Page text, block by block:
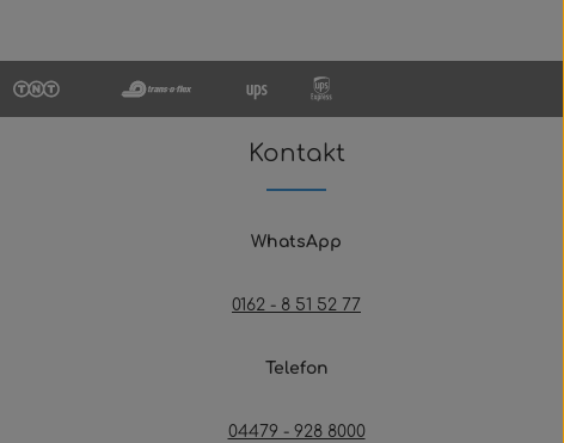
Kontakt
WhatsApp
0162 - 8 51 52 77
Telefon
04479 - 928 8000